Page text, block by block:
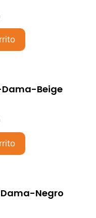
Dama-Beige
Dama-Negro